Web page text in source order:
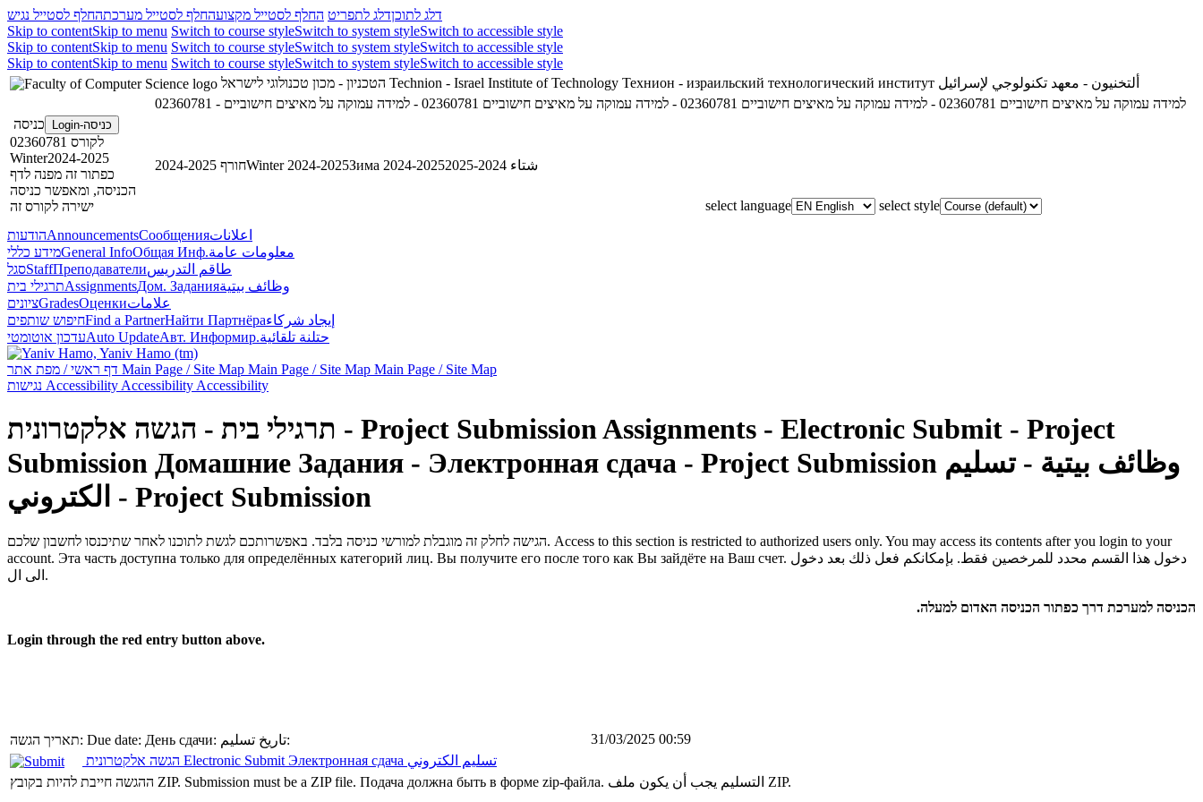
דלג לתוכןדלג לתפריט החלף לסטייל מקצועהחלף לסטייל מערכתהחלף לסטייל נגיש
Skip to contentSkip to menu Switch to course styleSwitch to system styleSwitch to accessible style
Skip to contentSkip to menu Switch to course styleSwitch to system styleSwitch to accessible style
Skip to contentSkip to menu Switch to course styleSwitch to system styleSwitch to accessible style
Technion - Israel Institute of Technology Технион - израильский технологический институт ألتخنيون - معهد تكنولوجي لإسرائيل
02360781 - למידה עמוקה על מאיצים חישוביים 02360781 - למידה עמוקה על מאיצים חישוביים 02360781 - למידה עמוקה על מאיצים חישוביים 02360781 - למידה עמוקה על מאיצים חישוביים
כניסה-Login
כניסה
לקורס 02360781
Winter2024-2025
כפתור זה מפנה לדף
הכניסה, ומאפשר כניסה
ישירה לקורס זה
חורף 2024-2025Winter 2024-2025Зима 2024-2025 شتاء 2024-2025
select language
select style
הודעותAnnouncementsСообщенияاعلانات
מידע כלליGeneral InfoОбщая Инф.معلومات عامة
סגלStaffПреподавателиطاقم التدريس
תרגילי ביתAssignmentsДом. Заданияوظائف بيتية
ציוניםGradesОценкиعلامات
חיפוש שותפיםFind a PartnerНайти Партнёраإيجاد شركاء
עדכון אוטומטיAuto UpdateАвт. Информир.حتلنة تلقائية
Main Page / Site Map Main Page / Site Map Main Page / Site Map
Accessibility Accessibility Accessibility
תרגילי בית - הגשה אלקטרונית - Project SubmissionAssignments - Electronic Submit - Project
Submission Домашние Задания - Электронная сдача - Project Submission وظائف بيتية - تسليم
الكتروني - Project Submission
הגישה לחלק זה מוגבלת למורשי כניסה בלבד. באפשרותכם לגשת לתוכנו לאחר שתיכנסו לחשבון שלכם. Access to this section is restricted to authorized users only. You may access its contents after you login to your
account. Эта часть доступна только для определённых категорий лиц. Вы получите его после того как Вы зайдёте на Ваш счет. دخول هذا القسم محدد للمرخصين فقط. بإمكانكم فعل ذلك بعد دخول
الى ال.
הכניסה למערכת דרך כפתור הכניסה האדום למעלה.
Login through the red entry button above.
תאריך הגשה: Due date: День сдачи: تاريخ تسليم:
31/03/2025 00:59
Electronic Submit Электронная сдача تسليم الكتروني
ההגשה חייבת להיות בקובץ ZIP. Submission must be a ZIP file. Подача должна быть в форме zip-файла. التسليم يجب أن يكون ملف ZIP.